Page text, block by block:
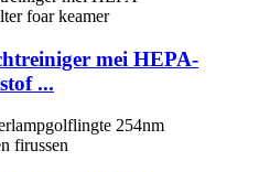
mei HEPA-
...